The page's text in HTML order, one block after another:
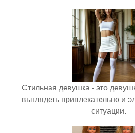
Стильная девушка - это
выглядеть привлекательно и
ситуации.